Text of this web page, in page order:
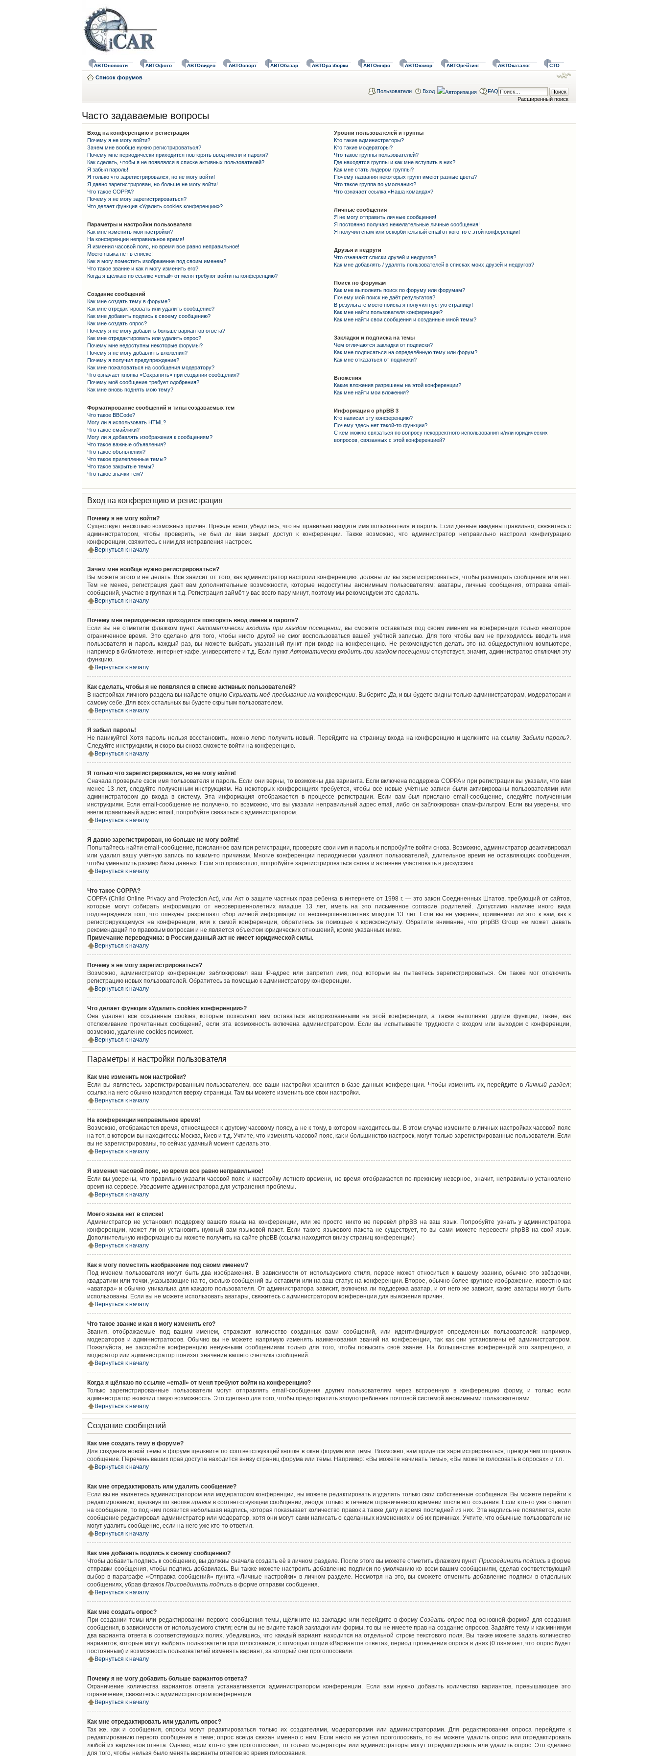
АВТОновости АВТОфото АВТОвидео АВТОспорт АВТОбазар АВТОразборки АВТОинфо АВТОюмор АВТОрейтинг АВТОкаталог СТО
Список форумов
Расширенный поиск
Пользователи Вход FAQ
Часто задаваемые вопросы
Вход на конференцию и регистрация
Почему я не могу войти?
Зачем мне вообще нужно регистрироваться?
Почему мне периодически приходится повторять ввод имени и пароля?
Как сделать, чтобы я не появлялся в списке активных пользователей?
Я забыл пароль!
Я только что зарегистрировался, но не могу войти!
Я давно зарегистрирован, но больше не могу войти!
Что такое COPPA?
Почему я не могу зарегистрироваться?
Что делает функция «Удалить cookies конференции»?
Параметры и настройки пользователя
Как мне изменить мои настройки?
На конференции неправильное время!
Я изменил часовой пояс, но время все равно неправильное!
Моего языка нет в списке!
Как я могу поместить изображение под своим именем?
Что такое звание и как я могу изменить его?
Когда я щёлкаю по ссылке «email» от меня требуют войти на конференцию?
Создание сообщений
Как мне создать тему в форуме?
Как мне отредактировать или удалить сообщение?
Как мне добавить подпись к своему сообщению?
Как мне создать опрос?
Почему я не могу добавить больше вариантов ответа?
Как мне отредактировать или удалить опрос?
Почему мне недоступны некоторые форумы?
Почему я не могу добавлять вложения?
Почему я получил предупреждение?
Как мне пожаловаться на сообщения модератору?
Что означает кнопка «Сохранить» при создании сообщения?
Почему моё сообщение требует одобрения?
Как мне вновь поднять мою тему?
Форматирование сообщений и типы создаваемых тем
Что такое BBCode?
Могу ли я использовать HTML?
Что такое смайлики?
Могу ли я добавлять изображения к сообщениям?
Что такое важные объявления?
Что такое объявления?
Что такое прилепленные темы?
Что такое закрытые темы?
Что такое значки тем?
Уровни пользователей и группы
Кто такие администраторы?
Кто такие модераторы?
Что такое группы пользователей?
Где находятся группы и как мне вступить в них?
Как мне стать лидером группы?
Почему названия некоторых групп имеют разные цвета?
Что такое группа по умолчанию?
Что означает ссылка «Наша команда»?
Личные сообщения
Я не могу отправить личные сообщения!
Я постоянно получаю нежелательные личные сообщения!
Я получил спам или оскорбительный email от кого-то с этой конференции!
Друзья и недруги
Что означают списки друзей и недругов?
Как мне добавлять / удалять пользователей в списках моих друзей и недругов?
Поиск по форумам
Как мне выполнить поиск по форуму или форумам?
Почему мой поиск не даёт результатов?
В результате моего поиска я получил пустую страницу!
Как мне найти пользователя конференции?
Как мне найти свои сообщения и созданные мной темы?
Закладки и подписка на темы
Чем отличаются закладки от подписки?
Как мне подписаться на определённую тему или форум?
Как мне отказаться от подписки?
Вложения
Какие вложения разрешены на этой конференции?
Как мне найти мои вложения?
Информация о phpBB 3
Кто написал эту конференцию?
Почему здесь нет такой-то функции?
С кем можно связаться по вопросу некорректного использования и/или юридических
вопросов, связанных с этой конференцией?
Вход на конференцию и регистрация
Почему я не могу войти?
Существует несколько возможных причин. Прежде всего, убедитесь, что вы правильно вводите имя пользователя и пароль. Если данные введены правильно, свяжитесь с
администратором, чтобы проверить, не был ли вам закрыт доступ к конференции. Также возможно, что администратор неправильно настроил конфигурацию
конференции, свяжитесь с ним для исправления настроек.
Вернуться к началу
Зачем мне вообще нужно регистрироваться?
Вы можете этого и не делать. Всё зависит от того, как администратор настроил конференцию: должны ли вы зарегистрироваться, чтобы размещать сообщения или нет.
Тем не менее, регистрация дает вам дополнительные возможности, которые недоступны анонимным пользователям: аватары, личные сообщения, отправка email-
сообщений, участие в группах и т.д. Регистрация займёт у вас всего пару минут, поэтому мы рекомендуем это сделать.
Вернуться к началу
Почему мне периодически приходится повторять ввод имени и пароля?
Если вы не отметили флажком пунктАвтоматически входить при каждом посещении, вы сможете оставаться под своим именем на конференции только некоторое
ограниченное время. Это сделано для того, чтобы никто другой не смог воспользоваться вашей учётной записью. Для того чтобы вам не приходилось вводить имя
пользователя и пароль каждый раз, вы можете выбрать указанный пункт при входе на конференцию. Не рекомендуется делать это на общедоступном компьютере,
например в библиотеке, интернет-кафе, университете и т.д. Если пунктАвтоматически входить при каждом посещенииотсутствует, значит, администратор отключил эту
функцию.
Вернуться к началу
Как сделать, чтобы я не появлялся в списке активных пользователей?
В настройках личного раздела вы найдете опцию Скрывать моё пребывание на конференции. ВыберитеДа, и вы будете видны только администраторам, модераторам и
самому себе. Для всех остальных вы будете скрытым пользователем.
Вернуться к началу
Я забыл пароль!
Не паникуйте! Хотя пароль нельзя восстановить, можно легко получить новый. Перейдите на страницу входа на конференцию и щелкните на ссылку Забыли пароль?.
Следуйте инструкциям, и скоро вы снова сможете войти на конференцию.
Вернуться к началу
Я только что зарегистрировался, но не могу войти!
Сначала проверьте свои имя пользователя и пароль. Если они верны, то возможны два варианта. Если включена поддержка COPPA и при регистрации вы указали, что вам
менее 13 лет, следуйте полученным инструкциям. На некоторых конференциях требуется, чтобы все новые учётные записи были активированы пользователями или
администратором до входа в систему. Эта информация отображается в процессе регистрации. Если вам был прислано email-сообщение, следуйте полученным
инструкциям. Если email-сообщение не получено, то возможно, что вы указали неправильный адрес email, либо он заблокирован спам-фильтром. Если вы уверены, что
ввели правильный адрес email, попробуйте связаться с администратором.
Вернуться к началу
Я давно зарегистрирован, но больше не могу войти!
Попытайтесь найти email-сообщение, присланное вам при регистрации, проверьте свои имя и пароль и попробуйте войти снова. Возможно, администратор деактивировал
или удалил вашу учётную запись по каким-то причинам. Многие конференции периодически удаляют пользователей, длительное время не оставляющих сообщения,
чтобы уменьшить размер базы данных. Если это произошло, попробуйте зарегистрироваться снова и активнее участвовать в дискуссиях.
Вернуться к началу
Что такое COPPA?
COPPA (Child Online Privacy and Protection Act), или Акт о защите частных прав ребенка в интернете от 1998 г. — это закон Соединенных Штатов, требующий от сайтов,
которые могут собирать информацию от несовершеннолетних младше 13 лет, иметь на это письменное согласие родителей. Допустимо наличие иного вида
подтверждения того, что опекуны разрешают сбор личной информации от несовершеннолетних младше 13 лет. Если вы не уверены, применимо ли это к вам, как к
регистрирующемуся на конференции, или к самой конференции, обратитесь за помощью к юрисконсульту. Обратите внимание, что phpBB Group не может давать
рекомендаций по правовым вопросам и не является объектом юридических отношений, кроме указанных ниже.
Примечание переводчика: в России данный акт не имеет юридической силы.
Вернуться к началу
Почему я не могу зарегистрироваться?
Возможно, администратор конференции заблокировал ваш IP-адрес или запретил имя, под которым вы пытаетесь зарегистрироваться. Он также мог отключить
регистрацию новых пользователей. Обратитесь за помощью к администратору конференции.
Вернуться к началу
Что делает функция «Удалить cookies конференции»?
Она удаляет все созданные cookies, которые позволяют вам оставаться авторизованными на этой конференции, а также выполняет другие функции, такие, как
отслеживание прочитанных сообщений, если эта возможность включена администратором. Если вы испытываете трудности с входом или выходом с конференции,
возможно, удаление cookies поможет.
Вернуться к началу
Параметры и настройки пользователя
Как мне изменить мои настройки?
Если вы являетесь зарегистрированным пользователем, все ваши настройки хранятся в базе данных конференции. Чтобы изменить их, перейдите вЛичный раздел;
ссылка на него обычно находится вверху страницы. Там вы можете изменить все свои настройки.
Вернуться к началу
На конференции неправильное время!
Возможно, отображается время, относящееся к другому часовому поясу, а не к тому, в котором находитесь вы. В этом случае измените в личных настройках часовой пояс
на тот, в котором вы находитесь: Москва, Киев и т.д. Учтите, что изменять часовой пояс, как и большинство настроек, могут только зарегистрированные пользователи. Если
вы не зарегистрированы, то сейчас удачный момент сделать это.
Вернуться к началу
Я изменил часовой пояс, но время все равно неправильное!
Если вы уверены, что правильно указали часовой пояс и настройку летнего времени, но время отображается по-прежнему неверное, значит, неправильно установлено
время на сервере. Уведомите администратора для устранения проблемы.
Вернуться к началу
Моего языка нет в списке!
Администратор не установил поддержку вашего языка на конференции, или же просто никто не перевёл phpBB на ваш язык. Попробуйте узнать у администратора
конференции, может ли он установить нужный вам языковой пакет. Если такого языкового пакета не существует, то вы сами можете перевести phpBB на свой язык.
Дополнительную информацию вы можете получить на сайте phpBB (ссылка находится внизу страниц конференции)
Вернуться к началу
Как я могу поместить изображение под своим именем?
Под именем пользователя могут быть два изображения. В зависимости от используемого стиля, первое может относиться к вашему званию, обычно это звёздочки,
квадратики или точки, указывающие на то, сколько сообщений вы оставили или на ваш статус на конференции. Второе, обычно более крупное изображение, известно как
«аватара» и обычно уникальна для каждого пользователя. От администратора зависит, включена ли поддержка аватар, и от него же зависит, какие аватары могут быть
использованы. Если вы не можете использовать аватары, свяжитесь с администратором конференции для выяснения причин.
Вернуться к началу
Что такое звание и как я могу изменить его?
Звания, отображаемые под вашим именем, отражают количество созданных вами сообщений, или идентифицируют определенных пользователей: например,
модераторов и администраторов. Обычно вы не можете напрямую изменять наименования званий на конференции, так как они установлены её администратором.
Пожалуйста, не засоряйте конференцию ненужными сообщениями только для того, чтобы повысить своё звание. На большинстве конференций это запрещено, и
модератор или администратор понизят значение вашего счётчика сообщений.
Вернуться к началу
Когда я щёлкаю по ссылке «email» от меня требуют войти на конференцию?
Только зарегистрированные пользователи могут отправлять email-сообщения другим пользователям через встроенную в конференцию форму, и только если
администратор включил такую возможность. Это сделано для того, чтобы предотвратить злоупотребления почтовой системой анонимными пользователями.
Вернуться к началу
Создание сообщений
Как мне создать тему в форуме?
Для создания новой темы в форуме щелкните по соответствующей кнопке в окне форума или темы. Возможно, вам придется зарегистрироваться, прежде чем отправить
сообщение. Перечень ваших прав доступа находится внизу страниц форума или темы. Например: «Вы можете начинать темы», «Вы можете голосовать в опросах» и т.п.
Вернуться к началу
Как мне отредактировать или удалить сообщение?
Если вы не являетесь администратором или модератором конференции, вы можете редактировать и удалять только свои собственные сообщения. Вы можете перейти к
редактированию, щелкнув по кнопкеправка в соответствующем сообщении, иногда только в течение ограниченного времени после его создания. Если кто-то уже ответил
на сообщение, то под ним появится небольшая надпись, которая показывает количество правок а также дату и время последней из них. Эта надпись не появляется, если
сообщение редактировал администратор или модератор, хотя они могут сами написать о сделанных изменениях и об их причинах. Учтите, что обычные пользователи не
могут удалить сообщение, если на него уже кто-то ответил.
Вернуться к началу
Как мне добавить подпись к своему сообщению?
Чтобы добавить подпись к сообщению, вы должны сначала создать её в личном разделе. После этого вы можете отметить флажком пункт Присоединить подписьв форме
отправки сообщения, чтобы подпись добавилась. Вы также можете настроить добавление подписи по умолчанию ко всем вашим сообщениям, сделав соответствующий
выбор в параграфе «Отправка сообщений» пункта «Личные настройки» в личном разделе. Несмотря на это, вы сможете отменить добавление подписи в отдельных
сообщениях, убрав флажок Присоединить подпись в форме отправки сообщения.
Вернуться к началу
Как мне создать опрос?
При создании темы или редактировании первого сообщения темы, щёлкните на закладке или перейдите в формуСоздать опроспод основной формой для создания
сообщения, в зависимости от используемого стиля; если вы не видите такой закладки или формы, то вы не имеете прав на создание опросов. Задайте тему и как минимум
два варианта ответа в соответствующих полях, убедившись, что каждый вариант находится на отдельной строке текстового поля. Вы также можете задать количество
вариантов, которые могут выбрать пользователи при голосовании, с помощью опции «Вариантов ответа», период проведения опроса в днях (0 означает, что опрос будет
постоянным) и возможность пользователей изменять вариант, за который они проголосовали.
Вернуться к началу
Почему я не могу добавить больше вариантов ответа?
Ограничение количества вариантов ответа устанавливается администратором конференции. Если вам нужно добавить количество вариантов, превышающее это
ограничение, свяжитесь с администратором конференции.
Вернуться к началу
Как мне отредактировать или удалить опрос?
Так же, как и сообщения, опросы могут редактироваться только их создателями, модераторами или администраторами. Для редактирования опроса перейдите к
редактированию первого сообщения в теме; опрос всегда связан именно с ним. Если никто не успел проголосовать, то вы можете удалить опрос или отредактировать
любой из вариантов ответа. Однако, если кто-то уже проголосовал, то только модераторы или администраторы могут отредактировать или удалить опрос. Это сделано
для того, чтобы нельзя было менять варианты ответов во время голосования.